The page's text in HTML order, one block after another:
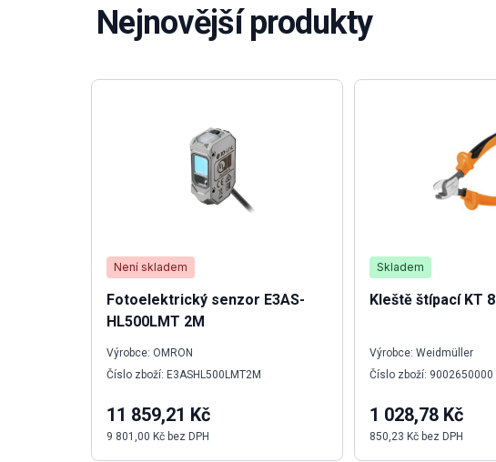
Nejnovější produkty
Není skladem
Fotoelektrický senzor E3AS-
HL500LMT 2M
Výrobce: OMRON
Číslo zboží: E3ASHL500LMT2M
11 859,21 Kč
9 801,00 Kč bez DPH
Skladem
Kleště štípací KT 8
Výrobce: Weidmüller
Číslo zboží: 9002650000
1 028,78 Kč
850,23 Kč bez DPH